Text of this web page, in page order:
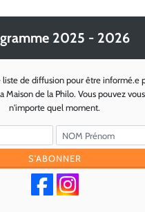
2025 - 2026
liste de diffusion pour être informé.e
Maison de la Philo. Vous pouvez
n'importe quel moment.